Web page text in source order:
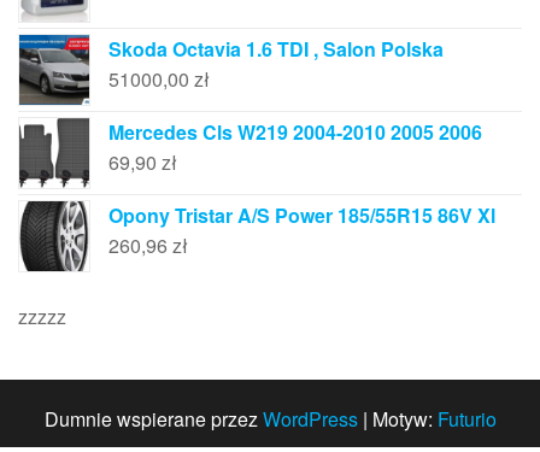
Skoda Octavia 1.6 TDI , Salon Polska
51000,00 zł
Mercedes Cls W219 2004-2010 2005 2006
69,90 zł
Opony Tristar A/S Power 185/55R15 86V Xl
260,96 zł
zzzzz
Dumnie wspierane przezWordPress | Motyw: Futurio